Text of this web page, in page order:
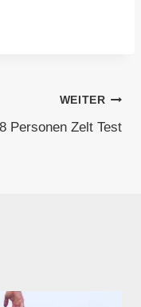
WEITER
8 Personen Zelt Test